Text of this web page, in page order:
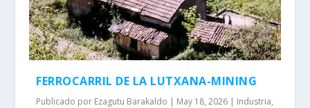
FERROCARRIL DE LA LUTXANA-MINING
Publicado por Ezagutu Barakaldo | May 18, 2026 | Industria,